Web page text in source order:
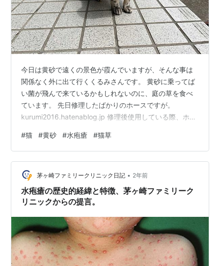
今日は黄砂で遠くの景色が霞んでいますが、そんな事は
関係なく外に出て行くくるみさんです。 黄砂に乗ってば
い菌が飛んで来ているかもしれないのに、庭の草を食べ
ています。 先日修理したばかりのホースですが。
kurumi2016.hatenablog.jp 修理後使用している際、ホー
様の正体は、内側の層に穴が空き漏れた水が外側の層と
の間に溜まった物で見ている間に拡がっていきます。 一
部からは水が噴き出しました。 これはもうホース自体の
問題という事で、修理をする価値なしと判断しました。
午後になると、外に居ては健康上問題があるのではない
かと思う程黄砂が…
#猫 #黄砂 #水疱瘡 #猫草
茅ヶ崎ファミリークリニック日記 • 2年前
水疱瘡の歴史的経緯と特徴、茅ヶ崎ファミリーク
リニックからの提言。